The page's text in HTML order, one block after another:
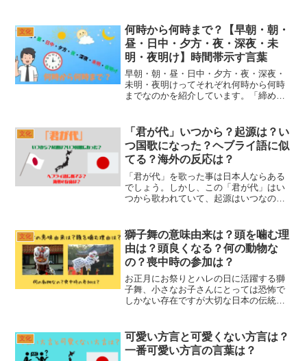
みてはいかがでしょうか。ちまき（粽と
書きます）は、おもち（...
文化
何時から何時まで？【早朝・朝・
昼・日中・夕方・夜・深夜・未
明・夜明け】時間帯示す言葉
早朝・朝・昼・日中・夕方・夜・深夜・
未明・夜明けってそれぞれ何時から何時
までなのかを紹介しています。「締め切
何時？」と思ってしまいませんか？日本
語には「朝・昼・夜・日...
文化
「君が代」いつから？起源は？い
つ国歌になった？ヘブライ語に似
てる？海外の反応は？
「君が代」を歌った事は日本人ならある
でしょう。しかし、この「君が代」はい
つから歌われていて、起源はいつなの
の反応についても気になる人もいるので
は？大和「君が代」について...
文化
獅子舞の意味由来は？頭を噛む理
由は？頭良くなる？何の動物な
の？喪中時の参加は？
お正月にお祭りとハレの日に活躍する獅
子舞、小さなお子さんにとっては恐怖で
しかない存在ですが大切な日本の伝統芸
思ったこともあるはずですよね。大和獅
子舞について詳しく見ていく...
文化
可愛い方言と可愛くない方言は？
一番可愛い方言の言葉は？